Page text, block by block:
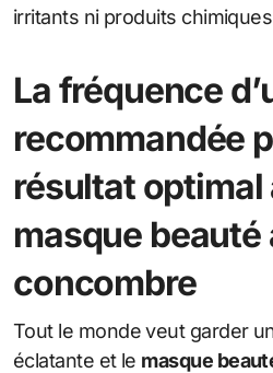
irritants ni produits
La fréquence
recommandée
résultat optimal
masque beauté
concombre
Tout le monde veut garder
éclatante et le masque